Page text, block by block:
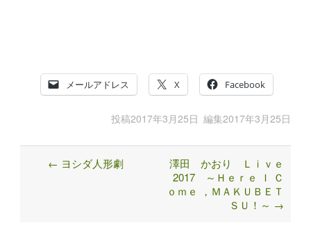
メールアドレス X Facebook
投稿2017年3月25日 編集2017年3月25日
Post
← ヨシダ人形劇
澤田 かおり Ｌｉｖｅ
2017 ～Ｈｅｒｅ Ｉ Ｃ
ｏｍｅ ，ＭＡＫＵＢＥＴ
ＳＵ！～ →